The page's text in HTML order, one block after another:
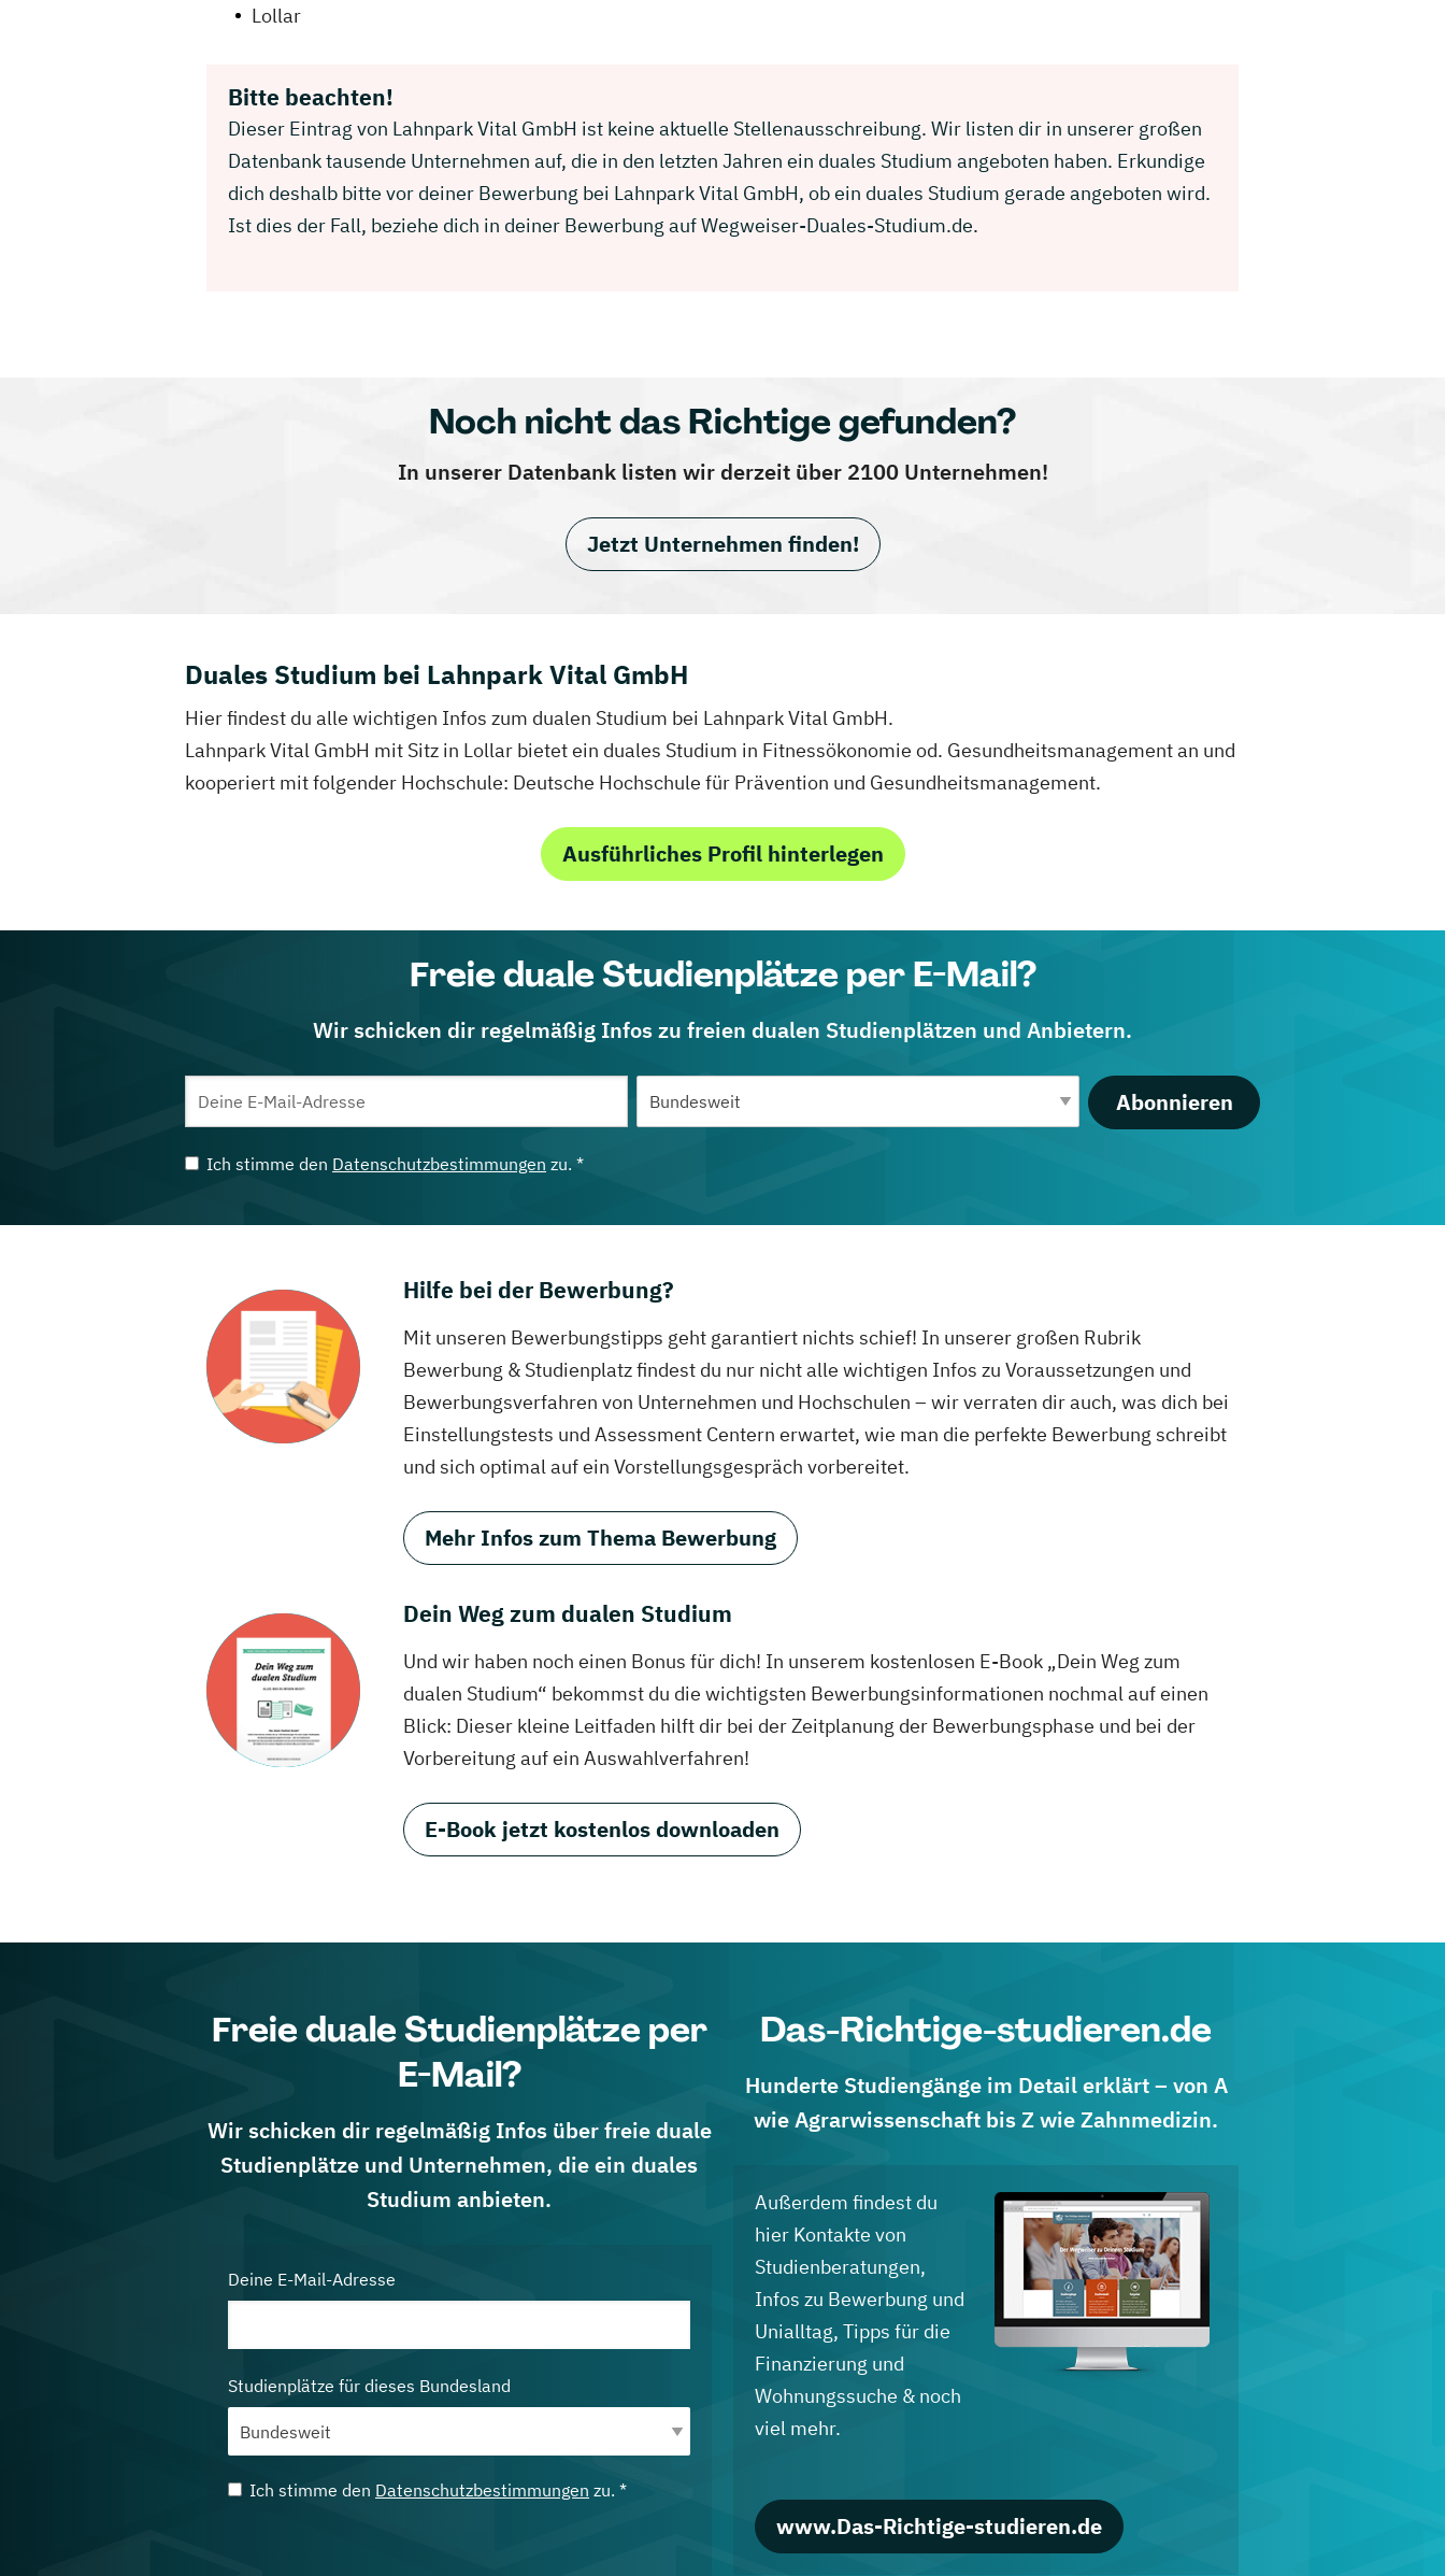
Lollar
Bitte beachten!
Dieser Eintrag von Lahnpark Vital GmbH ist keine aktuelle Stellenausschreibung. Wir listen dir in unserer großen
Datenbank tausende Unternehmen auf, die in den letzten Jahren ein duales Studium angeboten haben. Erkundige
dich deshalb bitte vor deiner Bewerbung bei Lahnpark Vital GmbH, ob ein duales Studium gerade angeboten wird.
Ist dies der Fall, beziehe dich in deiner Bewerbung auf Wegweiser-Duales-Studium.de.
Noch nicht das Richtige gefunden?
In unserer Datenbank listen wir derzeit über 2100 Unternehmen!
Jetzt Unternehmen finden!
Duales Studium bei Lahnpark Vital GmbH
Hier findest du alle wichtigen Infos zum dualen Studium bei Lahnpark Vital GmbH.
Lahnpark Vital GmbH mit Sitz in Lollar bietet ein duales Studium in Fitnessökonomie od. Gesundheitsmanagement an und
kooperiert mit folgender Hochschule: Deutsche Hochschule für Prävention und Gesundheitsmanagement.
Ausführliches Profil hinterlegen
Freie duale Studienplätze per E-Mail?
Wir schicken dir regelmäßig Infos zu freien dualen Studienplätzen und Anbietern.
Abonnieren
Ich stimme den Datenschutzbestimmungen zu. *
Hilfe bei der Bewerbung?
Mit unseren Bewerbungstipps geht garantiert nichts schief! In unserer großen Rubrik
Bewerbung & Studienplatz findest du nur nicht alle wichtigen Infos zu Voraussetzungen und
Bewerbungsverfahren von Unternehmen und Hochschulen – wir verraten dir auch, was dich bei
Einstellungstests und Assessment Centern erwartet, wie man die perfekte Bewerbung schreibt
und sich optimal auf ein Vorstellungsgespräch vorbereitet.
Mehr Infos zum Thema Bewerbung
Dein Weg zum dualen Studium
Und wir haben noch einen Bonus für dich! In unserem kostenlosen E-Book „Dein Weg zum
dualen Studium“ bekommst du die wichtigsten Bewerbungsinformationen nochmal auf einen
Blick: Dieser kleine Leitfaden hilft dir bei der Zeitplanung der Bewerbungsphase und bei der
Vorbereitung auf ein Auswahlverfahren!
E-Book jetzt kostenlos downloaden
Freie duale Studienplätze per
E-Mail?
Wir schicken dir regelmäßig Infos über freie duale
Studienplätze und Unternehmen, die ein duales
Studium anbieten.
Deine E-Mail-Adresse
Studienplätze für dieses Bundesland
Ich stimme den Datenschutzbestimmungen zu. *
Das-Richtige-studieren.de
Hunderte Studiengänge im Detail erklärt – von A
wie Agrarwissenschaft bis Z wie Zahnmedizin.
Außerdem findest du
hier Kontakte von
Studienberatungen,
Infos zu Bewerbung und
Unialltag, Tipps für die
Finanzierung und
Wohnungssuche & noch
viel mehr.
www.Das-Richtige-studieren.de